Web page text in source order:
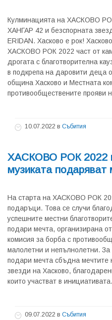
Кулминацията на ХАСКОВО
ХАНГАР 42 и безспорната
ЕRIDAN. Хасково е рок!
ХАСКОВО РОК 2022 част от
дрогата с благотворителна
в подкрепа на даровити деца
община Хасково и Местната
противообществените прояви
10.07.2022 в Събития
ХАСКОВО РОК 2022
музиката подаряват
На старта на ХАСКОВО РОК
подаръци. Това се случи
успешните местни
подари мечта, организирана
комисия за борба с
малолетни и непълнолетни.
подари мечта сбъдна
звезди на Хасково,
които участват в
09.07.2022 в Събития